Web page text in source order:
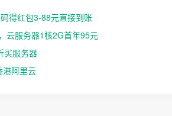
得红包3-88元直接到账
云服务器1核2G首年95元
买服务器
港阿里云